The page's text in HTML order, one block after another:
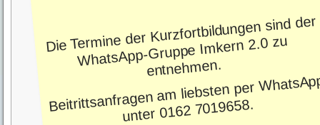
Die Termine der Kurzfortbildungen sind der
WhatsApp-Gruppe Imkern 2.0 zu
entnehmen.
Beitrittsanfragen am liebsten per
unter 0162 7019658.